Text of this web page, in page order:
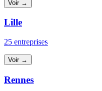
Voir →
Lille
25 entreprises
Voir →
Rennes